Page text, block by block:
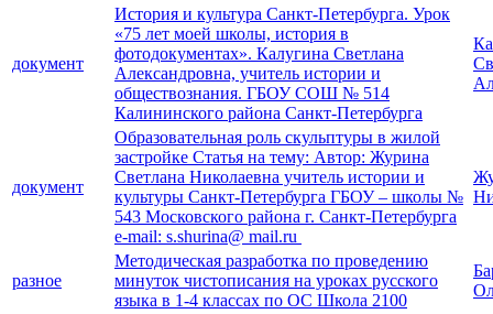
документ
История и культура Санкт-Петербурга. Урок
«75 лет моей школы, история в
фотодокументах». Калугина Светлана
Александровна, учитель истории и
обществознания. ГБОУ СОШ № 514
Калининского района Санкт-Петербурга
документ
Образовательная роль скульптуры в жилой
застройке Статья на тему: Автор: Журина
Светлана Николаевна учитель истории и
культуры Санкт-Петербурга ГБОУ – школы №
543 Московского района г. Санкт-Петербурга
e-mail: s.shurina@ mail.ru
разное
Методическая разработка по проведению
минуток чистописания на уроках русского
языка в 1-4 классах по ОС Школа 2100